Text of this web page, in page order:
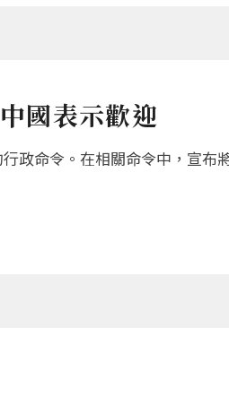
國表示歡迎
政命令。在相關命令中，宣布